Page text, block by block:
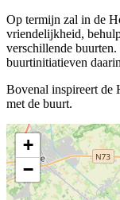
Op termijn zal in de
vriendelijkheid,
verschillende
buurtinitiatieven
Bovenal inspireert de
met de buurt.
+
−